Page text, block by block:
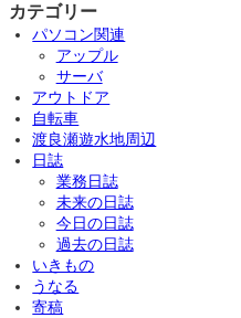
カテゴリー
パソコン関連
アップル
サーバ
アウトドア
自転車
渡良瀬遊水地周辺
日誌
業務日誌
未来の日誌
今日の日誌
過去の日誌
いきもの
うなる
寄稿